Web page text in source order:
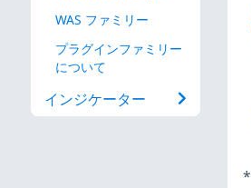
WAS ファミリー
プラグインファミリー
について
インジケーター
*